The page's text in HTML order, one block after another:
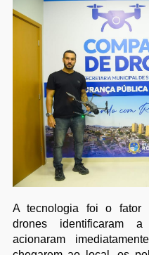
A tecnologia foi o fator
drones identificaram
acionaram